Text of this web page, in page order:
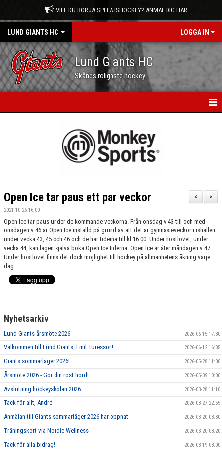
VILL DU BÖRJA SPELA ISHOCKEY? ANMÄL DIG HÄR
LUND GIANTS HC LOGGA IN
Lund Giants HC
Skånes roligaste hockey
OM OSS
SPONSORER
MEDLEMSKAP
DOKUMENT/LÄNKAR
LUND GIANTS RÖDA TRÅD
KONTAKTA OSS
>
<
Open Ice tar paus ett par veckor
2021-10-26 16:00
Open Ice tar paus under de kommande veckorna. Från onsdag v 43 till och med
onsdagen v 46 är Open Ice inställd på grund av att det är gymnasieveckor i ishallen
under vecka 43, 45 och 46 och de har tiderna till kl 16:00. Under höstlovet, under
vecka 44, kan lagen själva boka Open Ice tiderna. Open Ice är åter måndagen v 47.
Under höstlovet finns det dock möjlighet till hockey på allmänhetens åkning varje
dag.
Nyhetsarkiv
Lund Giants årsmöte 2026 2026-06-15 17:30
Välkommen till Lund Giants, Emil Turesson! 2026-06-12 16:05
Giants sommarläger 2026! 2026-05-28 11:00
Årsmöte 2026 - Gör din röst hörd! 2026-05-09 10:00
Avslutning hockeyskolan 2026 2026-03-28 11:10
Tack för allt, André 2026-03-27 22:55
Anmälan till Giants sommarläger 2026 har öppnat 2026-03-20 08:30
Träningskort via Nordic Wellness 2026-03-20 08:20
Tack för alla bidrag! 2026-03-19 08:00